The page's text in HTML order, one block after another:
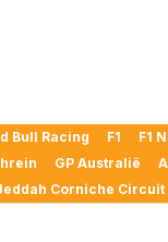
Bull Racing F1
F1
GP Australië
Corniche Circuit